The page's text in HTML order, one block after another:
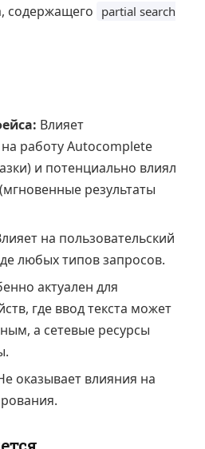
содержащего partial search
Влияет
работу Autocomplete
и потенциально влиял
результаты
на пользовательский
любых типов запросов.
актуален для
где ввод текста может
а сетевые ресурсы
оказывает влияния на